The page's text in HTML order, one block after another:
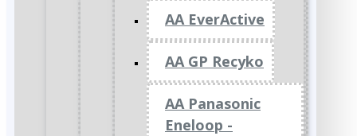
AA EverActive
AA GP Recyko
AA Panasonic
Eneloop -